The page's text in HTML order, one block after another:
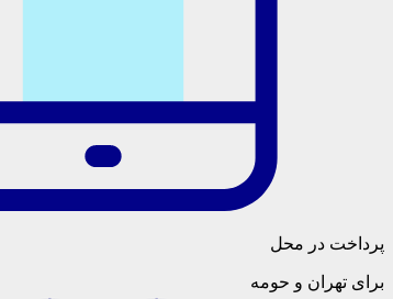
پرداخت در محل
برای تهران و حومه